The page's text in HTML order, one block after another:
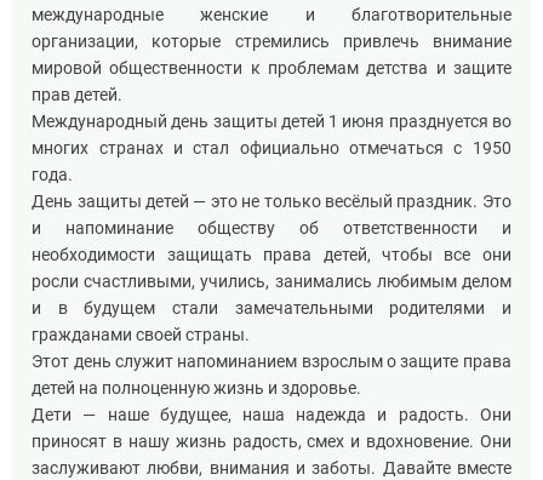
международные женские и благотворительные
организации, которые стремились привлечь внимание
мировой общественности к проблемам детства и защите
прав детей.
Международный день защиты детей 1 июня празднуется во
многих странах и стал официально отмечаться с 1950
года.
День защиты детей — это не только весёлый праздник. Это
и напоминание обществу об ответственности и
необходимости защищать права детей, чтобы все они
росли счастливыми, учились, занимались любимым делом
и в будущем стали замечательными родителями и
гражданами своей страны.
Этот день служит напоминанием взрослым о защите права
детей на полноценную жизнь и здоровье.
Дети — наше будущее, наша надежда и радость. Они
приносят в нашу жизнь радость, смех и вдохновение. Они
заслуживают любви, внимания и заботы. Давайте вместе